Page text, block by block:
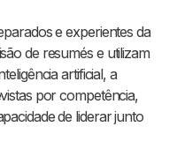
e experientes da
de resumés e utilizam
artificial, a
por competência,
de liderar junto